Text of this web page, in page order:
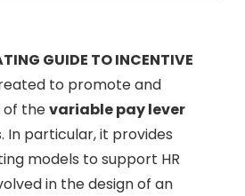
GUIDE TO INCENTIVE
to promote and
of thevariable pay lever
In particular, it provides
models to support HR
in the design of an